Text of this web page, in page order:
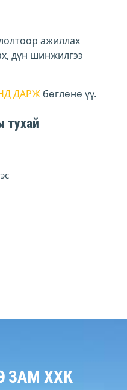
ажиллах
дүн шинжилгээ
ДАРЖ бөглөнө үү.
тухай
ЗАМ ХХК